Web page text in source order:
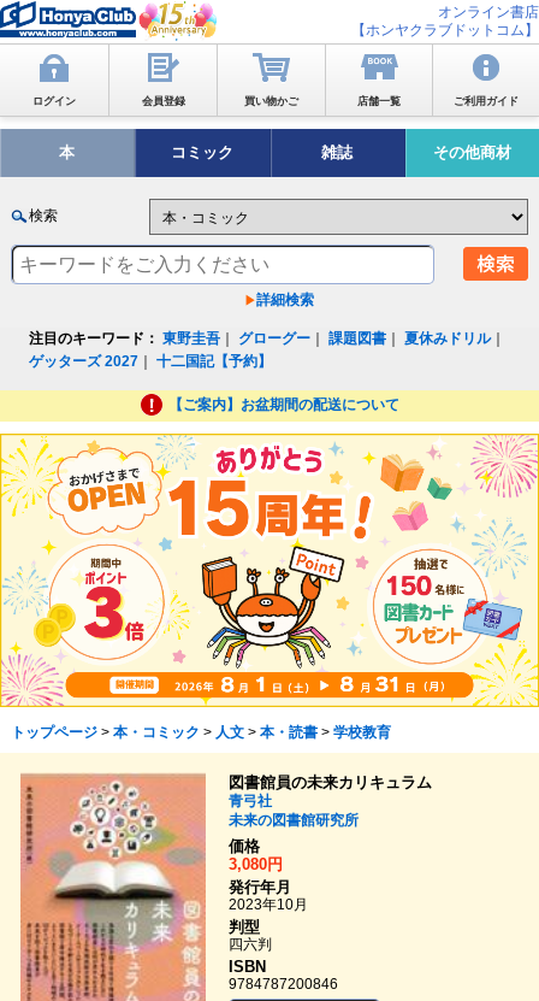
オンライン書店
【ホンヤクラブドットコム】
ログイン 会員登録 買い物かご 店舗一覧 ご利用ガイド
本 コミック 雑誌 その他商材
検索
詳細検索
注目のキーワード： 東野圭吾 グローグー ｜課題図書 ｜夏休みドリル｜
ゲッターズ 2027 ｜十二国記【予約】
【ご案内】お盆期間の配送について
トップページ> 本・コミック > 人文> 本・読書> 学校教育
図書館員の未来カリキュラム
青弓社
未来の図書館研究所
価格
3,080円
発行年月
2023年10月
判型
四六判
ISBN
9784787200846